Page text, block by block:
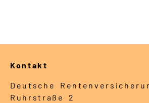
Kontakt
Deutsche
Ruhrstraße 2